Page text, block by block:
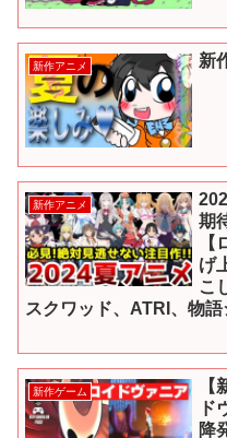
新作アニメ 新
新作アニメ
期
げ
こ
スクワッド、ATRI、物語
新作ゲーム
ド
降